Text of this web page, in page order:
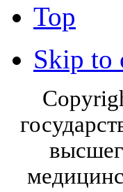
Top
Skip to